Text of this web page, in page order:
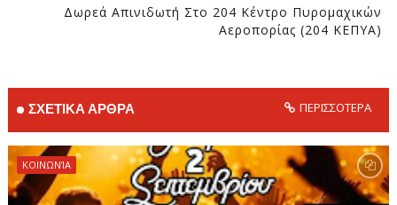
Δωρεά Απινιδωτή Στο 204 Κέντρο Πυρομαχικών
Αεροπορίας (204 ΚΕΠΥΑ)
ΣΧΕΤΙΚΑ ΑΡΘΡΑ ΠΕΡΙΣΣΟΤΕΡΑ
ΚΟΙΝΩΝΊΑ